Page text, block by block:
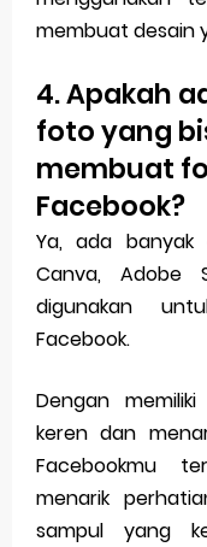
membuat desain
4. Apakah
foto yang
membuat
Facebook?
Ya, ada
Canva, Adobe
digunakan
Facebook.
Dengan
keren dan
Facebookmu
menarik
sampul yang